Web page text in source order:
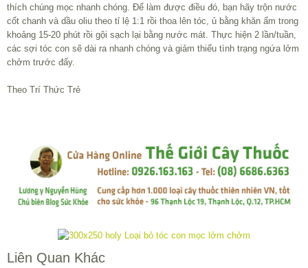
thích chúng mọc nhanh chóng. Để làm được điều đó, bạn hãy trộn nước
cốt chanh và dầu oliu theo tỉ lệ 1:1 rồi thoa lên tóc, ủ bằng khăn ấm trong
khoảng 15-20 phút rồi gội sạch lại bằng nước mát. Thực hiện 2 lần/tuần,
các sợi tóc con sẽ dài ra nhanh chóng và giảm thiểu tình trạng ngứa lởm
chởm trước đấy.
Theo Trí Thức Trẻ
Liên Quan Khác